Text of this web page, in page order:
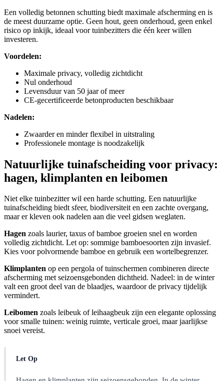
Een volledig betonnen schutting biedt maximale afscherming en is
de meest duurzame optie. Geen hout, geen onderhoud, geen enkel
risico op inkijk, ideaal voor tuinbezitters die één keer willen
investeren.
Voordelen:
Maximale privacy, volledig zichtdicht
Nul onderhoud
Levensduur van 50 jaar of meer
CE-gecertificeerde betonproducten beschikbaar
Nadelen:
Zwaarder en minder flexibel in uitstraling
Professionele montage is noodzakelijk
Natuurlijke tuinafscheiding voor privacy:
hagen, klimplanten en leibomen
Niet elke tuinbezitter wil een harde schutting. Een natuurlijke
tuinafscheiding biedt sfeer, biodiversiteit en een zachte overgang,
maar er kleven ook nadelen aan die veel gidsen weglaten.
Hagen zoals laurier, taxus of bamboe groeien snel en worden
volledig zichtdicht. Let op: sommige bamboesoorten zijn invasief.
Kies voor polvormende bamboe en gebruik een wortelbegrenzer.
Klimplanten op een pergola of tuinschermen combineren directe
afscherming met seizoensgebonden dichtheid. Nadeel: in de winter
valt een groot deel van de blaadjes, waardoor de privacy tijdelijk
vermindert.
Leibomen zoals leibeuk of leihaagbeuk zijn een elegante oplossing
voor smalle tuinen: weinig ruimte, verticale groei, maar jaarlijkse
snoei vereist.
Let Op